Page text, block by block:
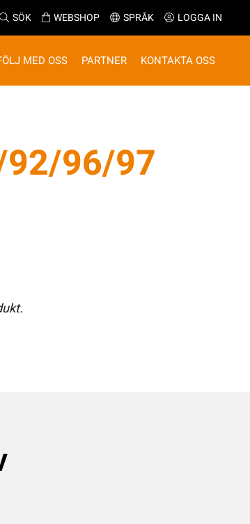
SÖK WEBSHOP SPRÅK LOGGA IN
MED OSS PARTNER KONTAKTA OSS
92/96/97